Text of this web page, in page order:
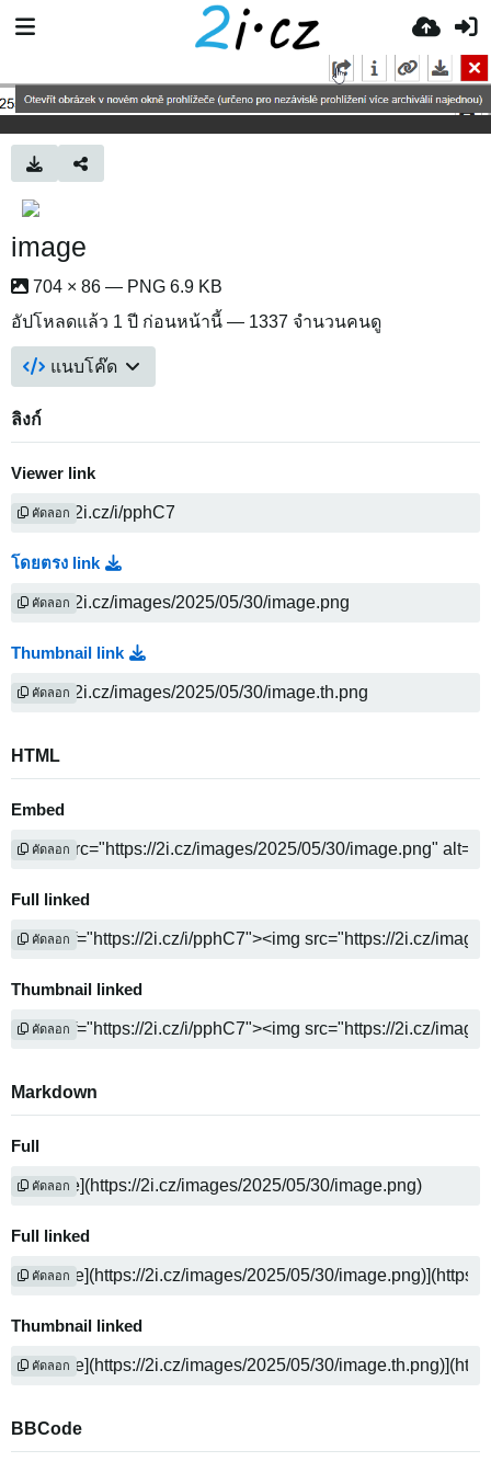
image
704 × 86 — PNG 6.9 KB
อัปโหลดแล้ว 1 ปี ก่อนหน้านี้ — 1337 จำนวนคนดู
แนบโค๊ด
ลิงก์
Viewer link
คัดลอก
โดยตรง link
คัดลอก
Thumbnail link
คัดลอก
HTML
Embed
คัดลอก
Full linked
คัดลอก
Thumbnail linked
คัดลอก
Markdown
Full
คัดลอก
Full linked
คัดลอก
Thumbnail linked
คัดลอก
BBCode